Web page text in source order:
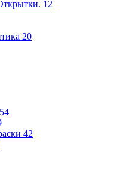
12
20
42